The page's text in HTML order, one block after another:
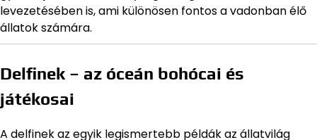
levezetésében is, ami különösen fontos a vadonban élő
állatok számára.
Delfinek – az óceán bohócai és
játékosai
A delfinek az egyik legismertebb példák az állatvilág